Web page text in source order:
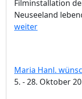
Filminstallation
Neuseeland
weiter
Maria Hanl.
5. - 28. Oktober